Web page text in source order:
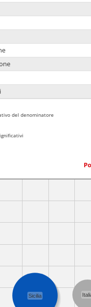
del denominatore
Sicilia